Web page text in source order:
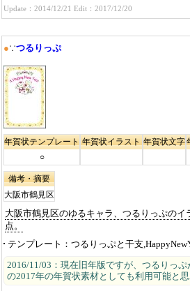
Update：2014/12/21 Edit：2017/12/20
●∵つるりっぷ
年賀状テンプレート
○
年賀状イラスト 年賀状文字
備考・摘要
大阪市鶴見区
大阪市鶴見区のゆるキャラ、つるりっぷのイ
点。
テンプレート
つるりっぷと干支
2016/11/03：現在旧年版ですが、つるりっ
の2017年の年賀状素材としても利用可能と思